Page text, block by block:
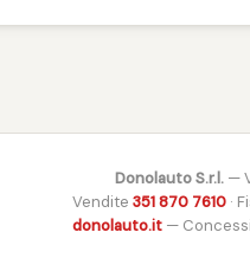
Donolauto S.r.l.—
Vendite 351 870 7610·
donolauto.it—